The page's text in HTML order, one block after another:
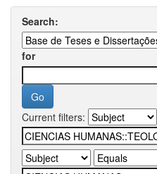
Search:
for
Current filters: